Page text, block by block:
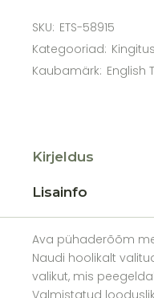
SKU: ETS-58915
Kategooriad:
Kaubamärk: English
Kirjeldus
Lisainfo
Ava pühaderõõm
Naudi hoolikalt
valikut, mis
Valmistatud